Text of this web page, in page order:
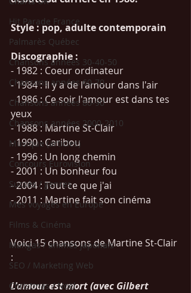
Hit Parade France
Palmarès Québec
Chansons années 30-40-50
Chansons années 60-70
Chansons années 80-90
Chansons années 2000-2010
Musique (articles)
Concours Eurovision
Succès / genres
Mes voyages en Europe
Films & Cinéma
Mangas / animés japonais
SEO / Marketing Web
Christmas / Noël
Style : pop, adulte contemporain
Discographie :
- 1982 : Coeur ordinateur
- 1984 : Il y a de l'amour dans l'air
- 1986 : Ce soir l'amour est dans tes
yeux
- 1988 : Martine St-Clair
- 1990 : Caribou
- 1996 : Un long chemin
- 2001 : Un bonheur fou
- 2004 : Tout ce que j'ai
- 2011 : Martine fait son cinéma
Voici 15 chansons de Martine St-Clair
:
L'amour est mort (avec Gilbert